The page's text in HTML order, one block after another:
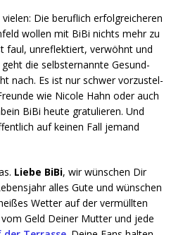
Die beruf­lich erfolg­rei­che­ren
wol­len mit BiBi nichts mehr zu
faul, unre­flek­tiert, ver­wöhnt und
die selbst­er­nann­te Gesund­
nach. Es ist nur schwer vor­zu­stel­
wie Nico­le Hahn oder auch
BiBi heu­te gra­tu­lie­ren. Und
auf kei­nen Fall jemand
Lie­be BiBi, wir wün­schen Dir
alles Gute und wün­schen
Wet­ter auf der ver­müll­ten
Geld Dei­ner Mut­ter und jede